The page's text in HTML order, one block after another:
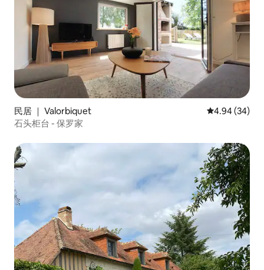
民居 ｜ Valorbiquet 平均评分 4.94
4.94 (34)
石头柜台 - 保罗家